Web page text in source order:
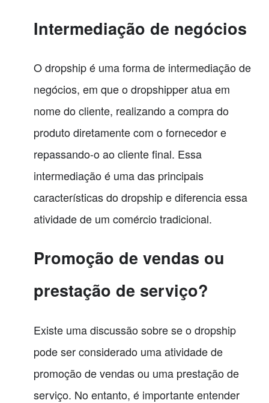
Intermediação de negócios
O dropship é uma forma de intermediação de
negócios, em que o dropshipper atua em
nome do cliente, realizando a compra do
produto diretamente com o fornecedor e
repassando-o ao cliente final. Essa
intermediação é uma das principais
características do dropship e diferencia essa
atividade de um comércio tradicional.
Promoção de vendas ou
prestação de serviço?
Existe uma discussão sobre se o dropship
pode ser considerado uma atividade de
promoção de vendas ou uma prestação de
serviço. No entanto, é importante entender